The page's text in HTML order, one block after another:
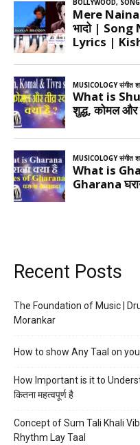
Recent Posts
The Foundation of Music |
Morankar
How to show Any Taal on your
How Important is it to
कितना महत्वपूर्ण है
Concept of Sum Tali Khali
Rhythm Lay Taal